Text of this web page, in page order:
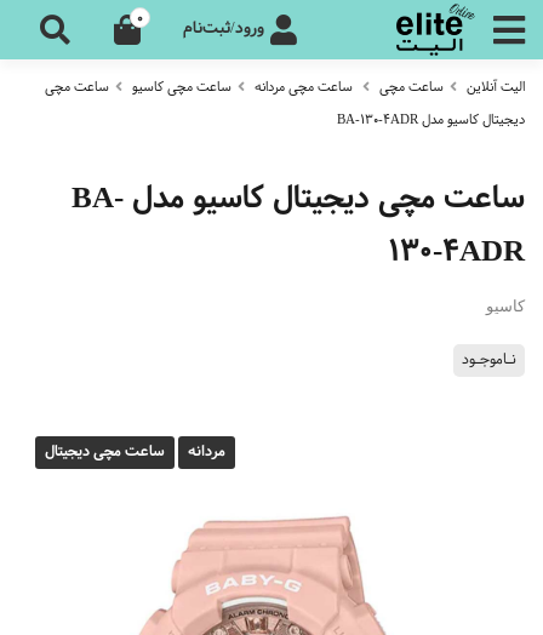
ورود/ثبت‌نام 0
الیت آنلاین ساعت مچی ساعت مچی مردانه ساعت مچی کاسیو
ساعت مچی
دیجیتال کاسیو مدل BA-130-4ADR
ساعت مچی دیجیتال کاسیو مدل BA-
130-4ADR
کاسیو
نـاموجـود
مردانه ساعت مچی دیجیتال